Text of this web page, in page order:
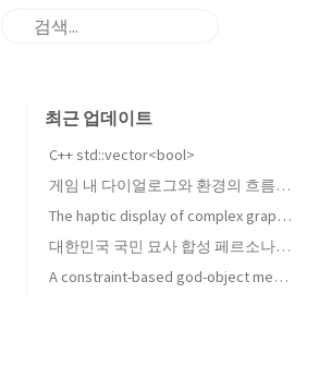
최근 업데이트
C++ std::vector<bool>
게임 내 다이얼로그와 환경의 흐름 변화 및 그 제어 방법에 대하여
The haptic display of complex graphical environments 리뷰
대한민국 국민 묘사 합성 페르소나의 9Axes 평가 수행
A constraint-based god-object method for haptic display 리뷰